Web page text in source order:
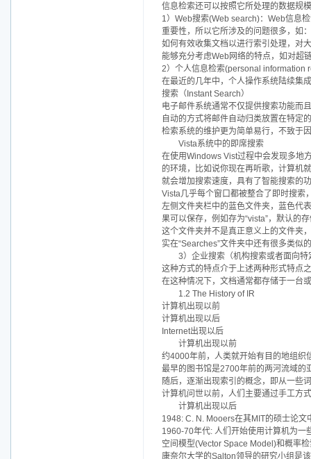
信息检索还可以按照它所处理的数据规
1）Web搜索(Web search)：Web信息
重要性，所以它所涉及的问题很多，如：
如何有效收集文档以进行索引处理，对
能够充分考虑Web网络的特点，如对超
2）个人信息检索(personal information
在最近的几年中，个人操作系统陆续集
搜索（Instant Search）
电子邮件系统通常不仅提供搜索功能而
自动的方式将邮件自动归类放置在特定
检索系统的维护更为简单易行，不致于
Vista系统中的即席搜索
在使用Windows Vist过程中会发现多地
的环境，比如说你现在再听歌，计算机
就会增加搜索速度，具有了智能搜索的
Vista几乎每个窗口都被整合了即时搜索
左侧文件夹栏中的蓝色文件夹，蓝色代
果可以保存，例如存为“vista”，默认的
这个文件夹并不是真正意义上的文件夹
实在“Searches”文件夹中还有很多类似
3）企业搜索（机构搜索或者面向
这种方式的特点介于上述两种形式特点
在这种情况下，文档通常都存储于一台
1.2 The History of IR
计算机出现以前
计算机出现以后
Internet出现以后
计算机出现以前
约4000年前，人类就开始有目的地组织
最早的图书馆是2700年前的两河流域的
随后，逐渐出现索引的概念，即从一些
计算机问世以前，人们主要通过手工方
计算机出现以后
1948: C. N. Mooers在其MIT的硕士论文
1960-70年代: 人们开始使用计算机为
空间模型(Vector Space Model)和概率
康奈尔大学的Salton领导的研究小组是